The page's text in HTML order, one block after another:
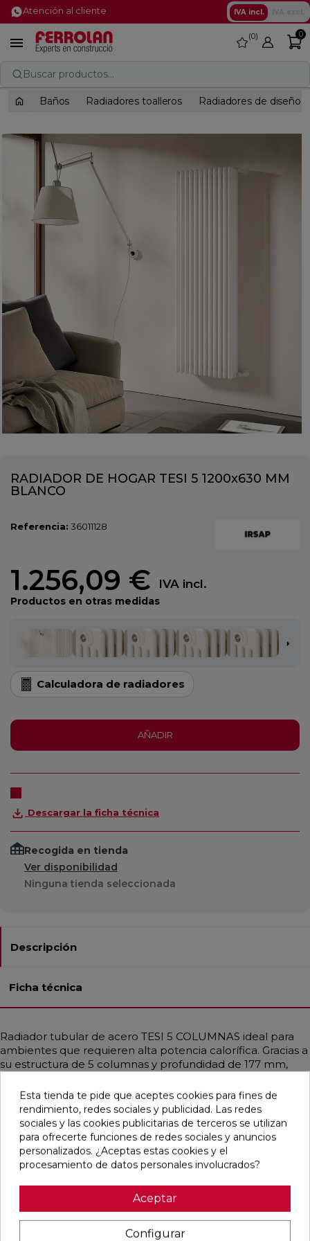
Atención al cliente IVA incl.
 favorite
0 0
Buscar productos...
Baños Radiadores toalleros Radiadores de diseño
RADIADOR DE HOGAR TESI 5 1200x630 MM
BLANCO
Referencia: 36011128
1.256,09 € IVA incl.
Productos en otras medidas
Calculadora de radiadores
AÑADIR
Descargar la ficha técnica
Recogida en tienda
Ver disponibilidad
Ninguna tienda seleccionada
Descripción
Ficha técnica
Radiador tubular de acero TESI 5 COLUMNAS ideal para
ambientes que requieren alta potencia calorífica. Gracias a
su estructura de 5 columnas y profundidad de 177 mm,
amplios. Diseñado para instalaciones de baja temperatura
como bombas de calor o calderas de condensación.
Disponible en diferentes medidas, con potencias que
alcanzan hasta 3708 W. Incluye soportes universales del
mismo color, purgador y tapón ciego. Acabado en Blanco
Estándar o personalizable con colores RAL y Acabados
gracias a su diseño funcional y elegante.
Esta tienda te pide que aceptes cookies para fines de
rendimiento, redes sociales y publicidad. Las redes
sociales y las cookies publicitarias de terceros se utilizan
para ofrecerte funciones de redes sociales y anuncios
personalizados. ¿Aceptas estas cookies y el
procesamiento de datos personales involucrados?
Aceptar
Configurar